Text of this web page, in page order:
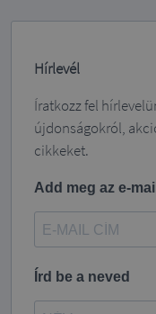
Hírlevél
Íratkozz fel
újdonságokról,
cikkeket.
Add meg az e-
Írd be a neved